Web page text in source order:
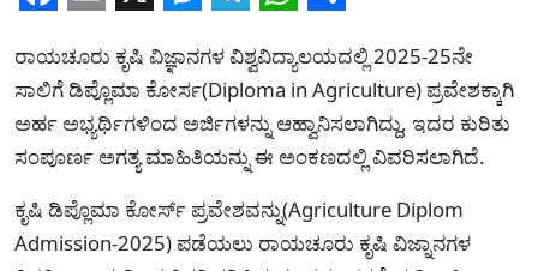
Facebook
Email
X Messenger
Telegram
WhatsApp
Share
ರಾಯಚೂರು ಕೃಷಿ ವಿಜ್ಞಾನಗಳ ವಿಶ್ವವಿದ್ಯಾಲಯದಲ್ಲಿ 2025-25ನೇ
ಸಾಲಿಗೆ ಡಿಪ್ಲೊಮಾ ಕೋರ್ಸ(Diploma in Agriculture) ಪ್ರವೇಶಕ್ಕಾಗಿ
ಅರ್ಹ ಅಭ್ಯರ್ಥಿಗಳಿಂದ ಅರ್ಜಿಗಳನ್ನು ಆಹ್ವಾನಿಸಲಾಗಿದ್ದು, ಇದರ ಕುರಿತು
ಸಂಪೂರ್ಣ ಅಗತ್ಯ ಮಾಹಿತಿಯನ್ನು ಈ ಅಂಕಣದಲ್ಲಿ ವಿವರಿಸಲಾಗಿದೆ.
ಕೃಷಿ ಡಿಪ್ಲೊಮಾ ಕೋರ್ಸ್‌ ಪ್ರವೇಶವನ್ನು(Agriculture Diplom
Admission-2025) ಪಡೆಯಲು ರಾಯಚೂರು ಕೃಷಿ ವಿಜ್ನಾನಗಳ